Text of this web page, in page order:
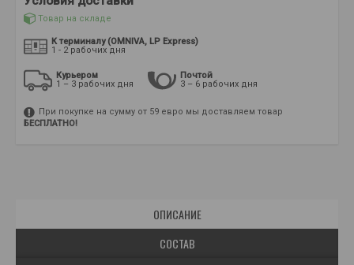
Товар на складе
К терминалу (OMNIVA, LP Express)
1 - 2 рабочих дня
Курьером
1 – 3 рабочих дня
Почтой
3 – 6 рабочих дня
При покупке на сумму от 59 евро мы доставляем товар
БЕСПЛАТНО!
ОПИСАНИЕ
СОСТАВ